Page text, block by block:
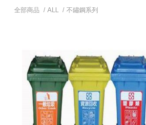
全部商品 /ALL /不鏽鋼系列